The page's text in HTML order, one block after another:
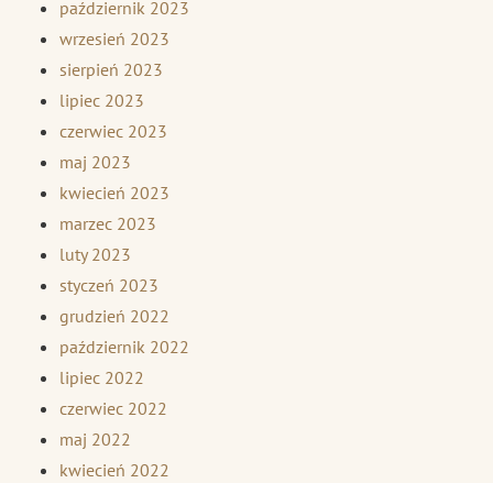
październik 2023
wrzesień 2023
sierpień 2023
lipiec 2023
czerwiec 2023
maj 2023
kwiecień 2023
marzec 2023
luty 2023
styczeń 2023
grudzień 2022
październik 2022
lipiec 2022
czerwiec 2022
maj 2022
kwiecień 2022